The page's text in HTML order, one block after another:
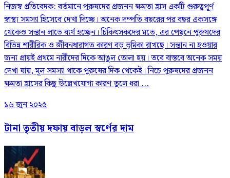
নিজস্ব প্রতিবেদক: বর্তমানে পুরুষদের প্রজনন ক্ষমতা হ্রাস একটি গুরুত্বপূর্ণ
স্বাস্থ্য সমস্যা হিসেবে দেখা দিচ্ছে। অনেক দম্পতি বছরের পর বছর একসঙ্গে
থেকেও সন্তান লাভে ব্যর্থ হচ্ছেন। চিকিৎসকদের মতে, এর পেছনে পুরুষদের
বিভিন্ন শারীরিক ও জীবনধারাগত কারণ বড় ভূমিকা রাখছে। সন্তান না হওয়ার
জন্য প্রায়ই প্রথমে নারীদের দিকে আঙুল তোলা হয়। তবে বাস্তবে অনেক সময়
দেখা যায়, মূল সমস্যা থাকে পুরুষের দিক থেকেই। নিচে পুরুষদের প্রজনন
ক্ষমতা হ্রাসের কিছু উল্লেখযোগ্য কারণ তুলে ধরা ...
১৬ জুন ২০২৫
টানা তৃতীয় দফায় বাড়ল স্বর্ণের দাম